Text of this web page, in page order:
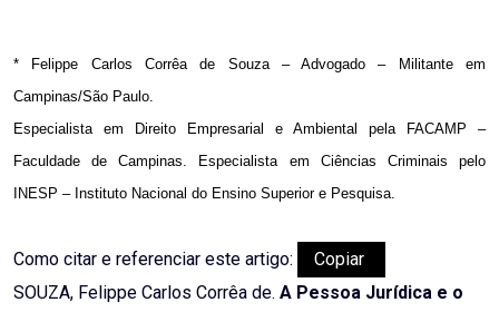
* Felippe Carlos Corrêa de Souza – Advogado – Militante em
Campinas/São Paulo.
Especialista em Direito Empresarial e Ambiental pela FACAMP –
Faculdade de Campinas. Especialista em Ciências Criminais pelo
INESP – Instituto Nacional do Ensino Superior e Pesquisa.
Como citar e referenciar este artigo:
Copiar
SOUZA, Felippe Carlos Corrêa de. A Pessoa Jurídica e o